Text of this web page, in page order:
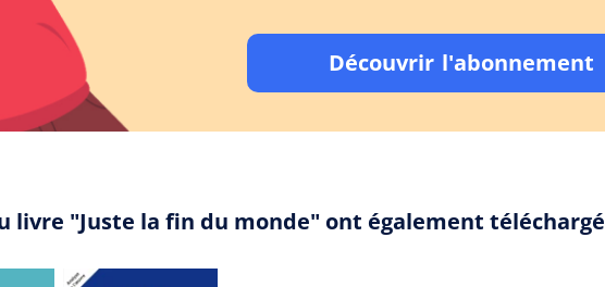
Découvrir l'abonnement
livre "Juste la fin du monde" ont également téléchargé